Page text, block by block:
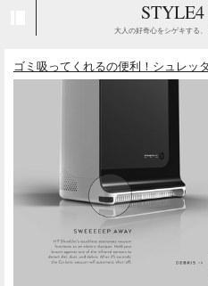
大人の好奇心をシゲキする
ゴミ吸ってくれるの便利！シュレッ